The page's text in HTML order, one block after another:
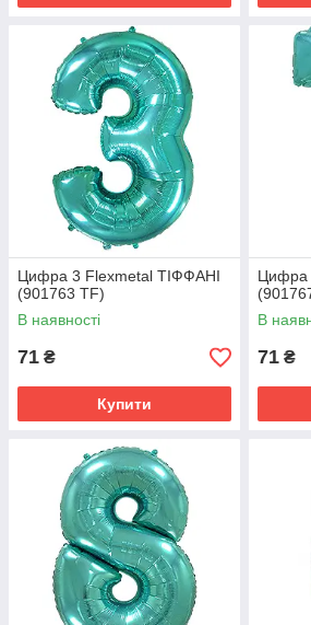
Цифра 3 Flexmetal ТІФФАНІ
(901763 TF)
В наявності
71 ₴
Купити
Цифра
В
71 ₴